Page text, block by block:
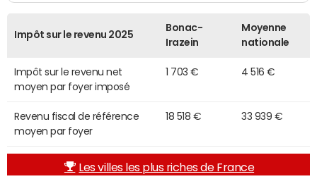
Impôt sur le revenu 2025
Bonac-
Irazein
Moyenne
nationale
Impôt sur le revenu net
moyen par foyer imposé
1 703 € 4 516 €
Revenu fiscal de référence
moyen par foyer
18 518 € 33 939 €
Les villes les plus riches de France